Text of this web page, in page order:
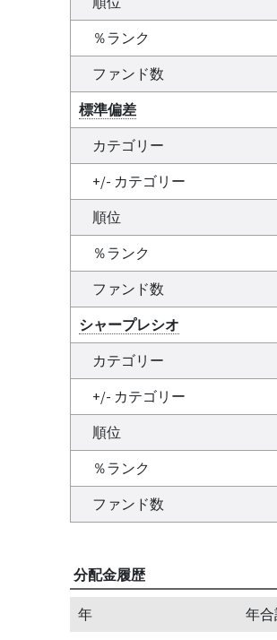
％ランク
ファンド数
標準偏差
カテゴリー
+/- カテゴリー
順位
％ランク
ファンド数
シャープレシオ
カテゴリー
+/- カテゴリー
順位
％ランク
ファンド数
分配金履歴
年 年